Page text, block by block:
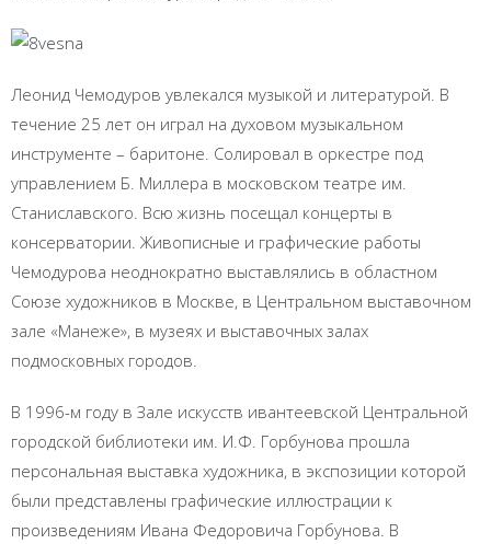
Леонид Чемодуров увлекался музыкой и литературой. В
течение 25 лет он играл на духовом музыкальном
инструменте – баритоне. Солировал в оркестре под
управлением Б. Миллера в московском театре им.
Станиславского. Всю жизнь посещал концерты в
консерватории. Живописные и графические работы
Чемодурова неоднократно выставлялись в областном
Союзе художников в Москве, в Центральном выставочном
зале «Манеже», в музеях и выставочных залах
подмосковных городов.
В 1996-м году в Зале искусств ивантеевской Центральной
городской библиотеки им. И.Ф. Горбунова прошла
персональная выставка художника, в экспозиции которой
были представлены графические иллюстрации к
произведениям Ивана Федоровича Горбунова. В